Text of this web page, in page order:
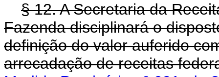
§ 12. A Secretaria da
Fazenda disciplinará o
definição do valor auferido
arrecadação de receitas